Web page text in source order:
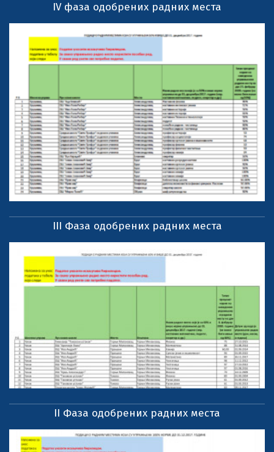
IV фаза одобрених радних места
III Фаза одобрених радних места
II Фаза одобрених радних места